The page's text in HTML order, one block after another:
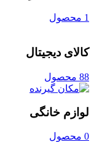
1 محصول
کالای دیجیتال
88 محصول
لوازم خانگی
0 محصول